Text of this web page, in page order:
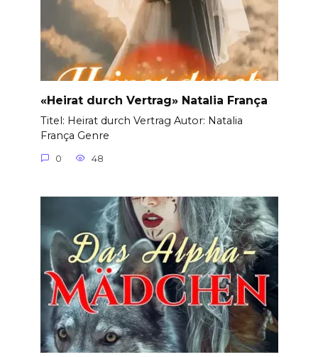
«Heirat durch Vertrag» Natalia França
Titel: Heirat durch Vertrag Autor: Natalia
França Genre
0 48